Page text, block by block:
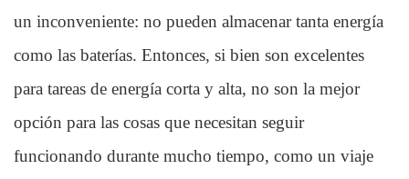
un inconveniente: no pueden almacenar tanta energía
como las baterías. Entonces, si bien son excelentes
para tareas de energía corta y alta, no son la mejor
opción para las cosas que necesitan seguir
funcionando durante mucho tiempo, como un viaje